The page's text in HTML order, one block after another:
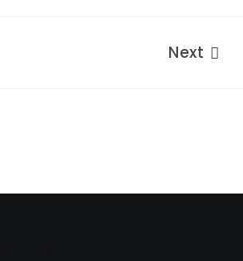
Next